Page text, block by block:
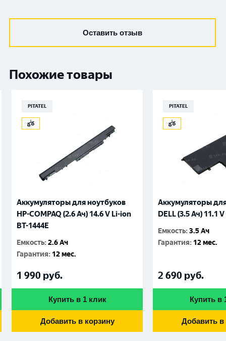
Оставить отзыв
Похожие товары
PITATEL
Аккумуляторы для ноутбуков
HP-COMPAQ (2.6 Ач) 14.6 V Li-ion
BT-1444E
Емкость:2.6 Ач
Гарантия: 12 мес.
1 990 руб.
Купить в 1 клик
Добавить в корзину
PITATEL
Аккумуляторы
DELL (3.5 Ач) 11.1
Емкость:3.5 Ач
Гарантия: 12 мес.
2 690 руб.
Купить в
Добавить в